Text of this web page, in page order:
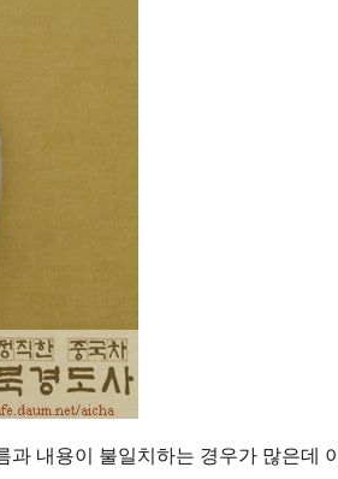
내용이 불일치하는 경우가 많은데